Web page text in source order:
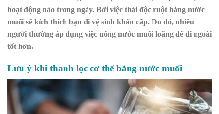
hoạt động nào trong ngày. Bởi việc thải độc ruột bằng nước
muối sẽ kích thích bạn đi vệ sinh khẩn cấp. Do đó, nhiều
người thường áp dụng việc uống nước muối loãng để đi ngoài
tốt hơn.
Lưu ý khi thanh lọc cơ thể bằng nước muối